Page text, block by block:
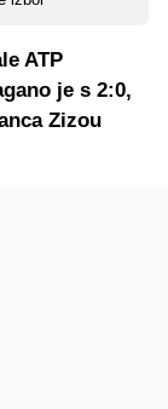
ATP
je s 2:0,
Zizou